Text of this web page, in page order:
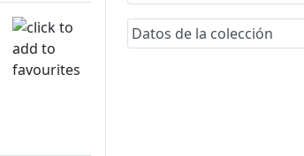
Datos de la colección